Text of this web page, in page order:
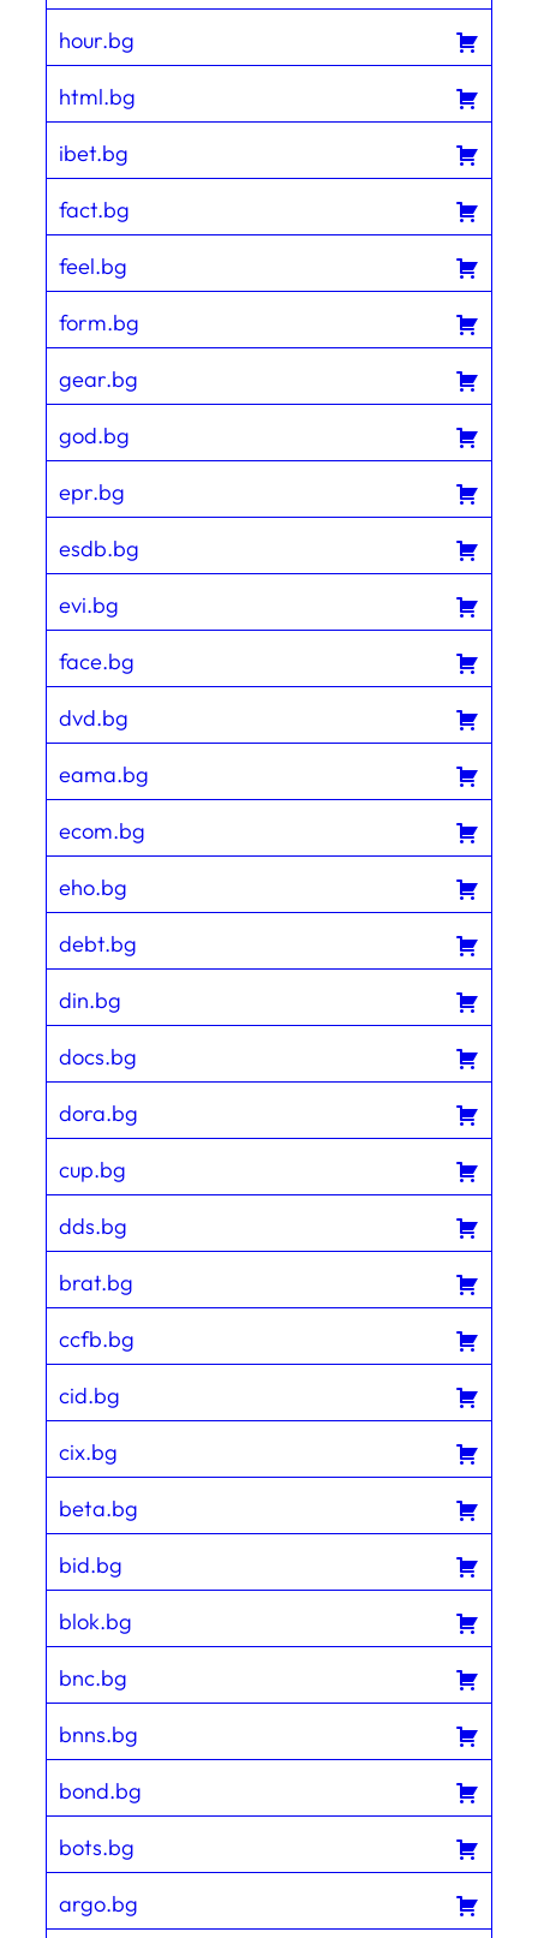
hour.bg
html.bg
ibet.bg
fact.bg
feel.bg
form.bg
gear.bg
god.bg
epr.bg
esdb.bg
evi.bg
face.bg
dvd.bg
eama.bg
ecom.bg
eho.bg
debt.bg
din.bg
docs.bg
dora.bg
cup.bg
dds.bg
brat.bg
ccfb.bg
cid.bg
cix.bg
beta.bg
bid.bg
blok.bg
bnc.bg
bnns.bg
bond.bg
bots.bg
argo.bg